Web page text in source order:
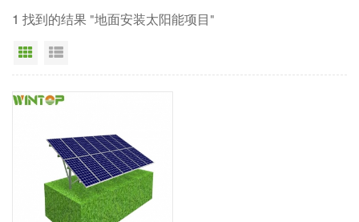
1 找到的结果 "地面安装太阳能项目"
网格视图